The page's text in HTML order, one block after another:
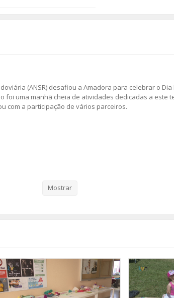
(ANSR) desafiou a Amadora para celebrar o
foi uma manhã cheia de atividades dedicadas a este
com a participação de vários parceiros.
Mostrar